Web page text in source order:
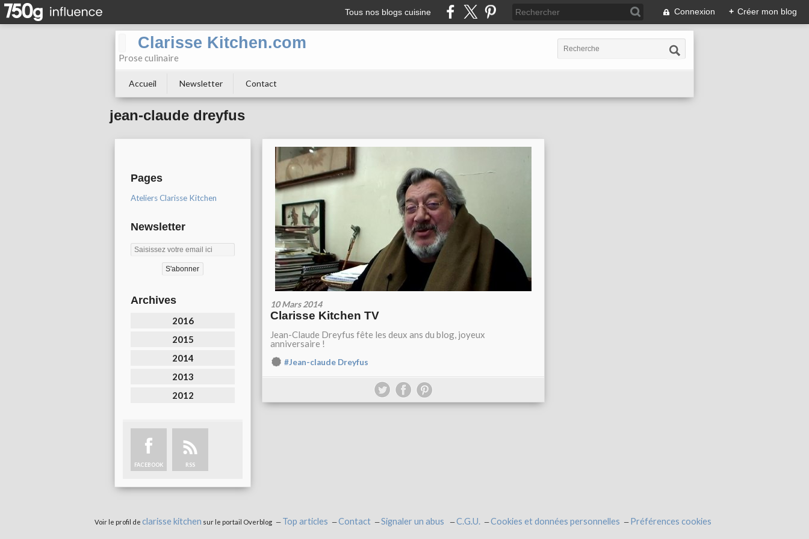
Tous nos blogs cuisine Connexion + Créer mon blog
Clarisse Kitchen.com
Prose culinaire
Accueil Newsletter Contact
jean-claude dreyfus
Pages
Ateliers Clarisse Kitchen
Newsletter
Archives
2016
2015
2014
2013
2012
FACEBOOK RSS
10 Mars 2014
Clarisse Kitchen TV
Jean-Claude Dreyfus fête les deux ans du blog, joyeux
anniversaire !
#Jean-claude Dreyfus
Voir le profil de clarisse kitchen sur le portail Overblog Top articles Contact Signaler un abus C.G.U. Cookies et données personnelles Préférences cookies